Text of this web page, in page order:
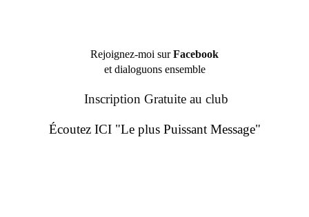
Rejoignez-moi surFacebook
et dialoguons ensemble
Inscription Gratuite au club
Écoutez ICI "Le plus Puissant Message"